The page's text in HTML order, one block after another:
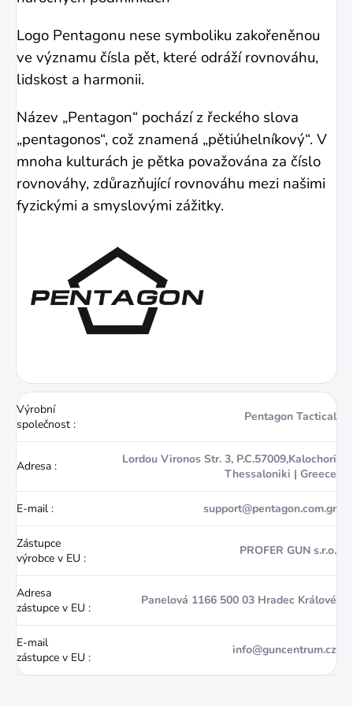
Logo Pentagonu nese symboliku zakořeněnou
ve významu čísla pět, které odráží rovnováhu,
lidskost a harmonii.
Název „Pentagon“ pochází z řeckého slova
„pentagonos“, což znamená „pětiúhelníkový“. V
mnoha kulturách je pětka považována za číslo
rovnováhy, zdůrazňující rovnováhu mezi našimi
fyzickými a smyslovými zážitky.
Výrobní
společnost :
Pentagon Tactical
Adresa :
Lordou Vironos Str. 3, P.C.57009,Kalochori
Thessaloniki | Greece
E-mail : support@pentagon.com.gr
Zástupce
výrobce v EU :
PROFER GUN s.r.o.
Adresa
zástupce v EU :
Panelová 1166 500 03 Hradec Králové
E-mail
zástupce v EU :
info@guncentrum.cz